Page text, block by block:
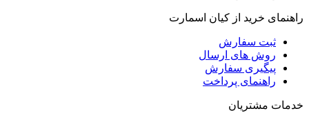
راهنمای خرید از کیان اسمارت
ثبت سفارش
روش‌ های ارسال
پیگیری سفارش
راهنمای پرداخت
خدمات مشتریان